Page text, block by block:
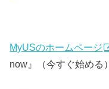
MyUSのホームページ
now』（今すぐ始める